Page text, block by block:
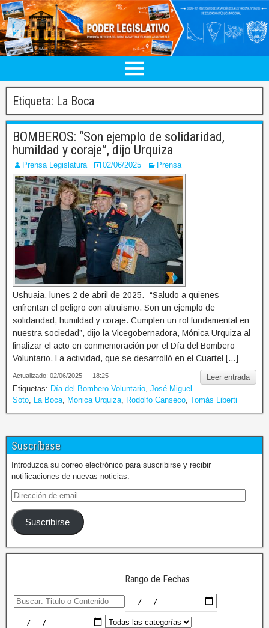
Etiqueta: La Boca
BOMBEROS: “Son ejemplo de solidaridad,
humildad y coraje”, dijo Urquiza
Prensa Legislatura 02/06/2025 Prensa
Ushuaia, lunes 2 de abril de 2025.- “Saludo a quienes
enfrentan el peligro con altruismo. Son un ejemplo de
solidaridad, humildad y coraje. Cumplen un rol fundamental en
nuestra sociedad”, dijo la Vicegobernadora, Mónica Urquiza al
finalizar el acto en conmemoración por el Día del Bombero
Voluntario. La actividad, que se desarrolló en el Cuartel […]
Leer entrada
Actualizado: 02/06/2025 — 18:25
Etiquetas: Día del Bombero Voluntario José Miguel
Soto
La Boca Monica Urquiza Rodolfo Canseco Tomás Liberti
Suscríbase
Introduzca su correo electrónico para suscribirse y recibir
notificaciones de nuevas noticias.
Suscribirse
Rango de Fechas